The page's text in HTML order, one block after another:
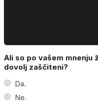
Ali so po vašem mnenju
dovolj zaščiteni?
Da.
Ne.